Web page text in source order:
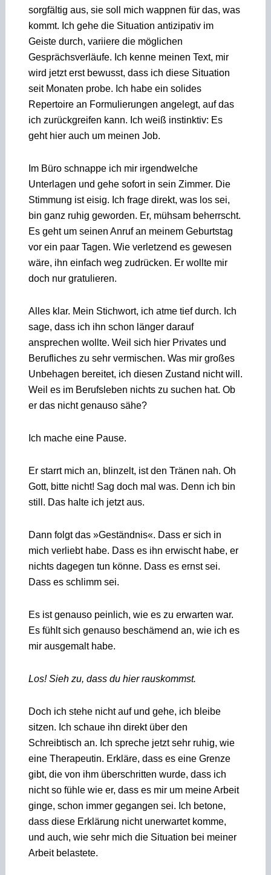
sorgfältig aus, sie soll mich wappnen für das, was
kommt. Ich gehe die Situation antizipativ im
Geiste durch, variiere die möglichen
Gesprächsverläufe. Ich kenne meinen Text, mir
wird jetzt erst bewusst, dass ich diese Situation
seit Monaten probe. Ich habe ein solides
Repertoire an Formulierungen angelegt, auf das
ich zurückgreifen kann. Ich weiß instinktiv: Es
geht hier auch um meinen Job.
Im Büro schnappe ich mir irgendwelche
Unterlagen und gehe sofort in sein Zimmer. Die
Stimmung ist eisig. Ich frage direkt, was los sei,
bin ganz ruhig geworden. Er, mühsam beherrscht.
Es geht um seinen Anruf an meinem Geburtstag
vor ein paar Tagen. Wie verletzend es gewesen
wäre, ihn einfach weg­ zudrücken. Er wollte mir
doch nur gratulieren.
Alles klar. Mein Stichwort, ich atme tief durch. Ich
sage, dass ich ihn schon länger darauf
ansprechen wollte. Weil sich hier Privates und
Berufliches zu sehr vermischen. Was mir großes
Unbehagen bereitet, ich diesen Zustand nicht will.
Weil es im Berufsleben nichts zu suchen hat. Ob
er das nicht genauso sähe?
Ich mache eine Pause.
Er starrt mich an, blinzelt, ist den Tränen nah. Oh
Gott, bitte nicht! Sag doch mal was. Denn ich bin
still. Das halte ich jetzt aus.
Dann folgt das »Geständnis«. Dass er sich in
mich verliebt habe. Dass es ihn erwischt habe, er
nichts dagegen tun könne. Dass es ernst sei.
Dass es schlimm sei.
Es ist genauso peinlich, wie es zu erwarten war.
Es fühlt sich genauso beschämend an, wie ich es
mir ausgemalt habe.
Los! Sieh zu, dass du hier rauskommst.
Doch ich stehe nicht auf und gehe, ich bleibe
sitzen. Ich schaue ihn direkt über den
Schreibtisch an. Ich spreche jetzt sehr ruhig, wie
eine Therapeutin. Erkläre, dass es eine Grenze
gibt, die von ihm überschritten wurde, dass ich
nicht so fühle wie er, dass es mir um meine Arbeit
ginge, schon immer gegangen sei. Ich betone,
dass diese Erklärung nicht unerwartet komme,
und auch, wie sehr mich die Situation bei meiner
Arbeit belastete.